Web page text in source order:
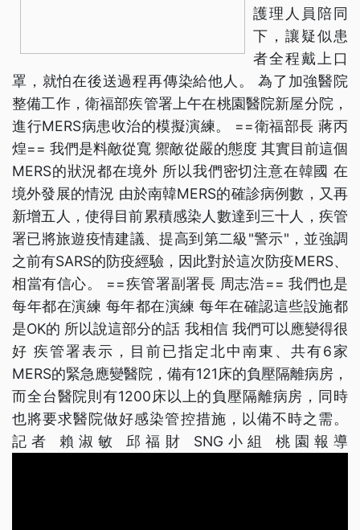
護理人員陪同
下，讓疑似患
者全程戴上口
罩，就怕在後送過程再傳染給他人。 為了加強醫院
整備工作，衛福部疾管署上午在桃園醫院新屋分院，
進行MERS病患收治的模擬演練。 ==衛福部長 蔣丙
煌== 我們是料敵從寬 禦敵從嚴的態度 其實目前這個
MERS的狀況都在境外 所以我們密切注意在韓國 在
境外發展的情況 由於南韓MERS的確診病例數，又再
新增五人，使得目前累積感染人數達到三十人，疾管
署已將旅遊疫情建議、提高到第二級"警示"，並強調
之前有SARS的防疫經驗，因此對於這次防疫MERS、
相當有信心。 ==疾管署副署長 周志浩== 我們也是
每年都在演練 每年都在演練 每年在確認這些設施都
是OK的 所以說這部分的話 我相信 我們可以應變得很
好 疾管署表示，目前已指定北中南東、共有6家
MERS的緊急應變醫院，備有121床的負壓隔離病房，
而全台醫院則有1200床以上的負壓隔離病房，同時
也將要求醫院做好感染管控措施，以備不時之需。
記者 賴淑敏 邱福財 SNG小組 桃園報導